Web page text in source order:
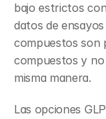
bajo estrictos
datos de
compuestos son
compuestos y
misma manera.
Las opciones